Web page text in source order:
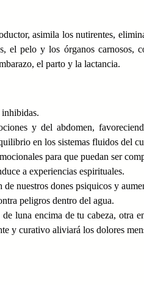
asimila los nutirentes,
el pelo y los órganos carnosos,
el parto y la lactancia.
y del abdomen,
en los sistemas fluidos del
para que puedan ser
a experiencias espirituales.
nuestros dones psiquicos y
peligros dentro del agua.
luna encima de tu cabeza, otra
y curativo aliviará los dolores